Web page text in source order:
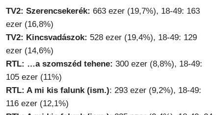
TV2: Szerencsekerék: 663 ezer (19,7%), 18-49: 163
ezer (16,8%)
TV2: Kincsvadászok: 528 ezer (19,4%), 18-49: 129
ezer (14,6%)
RTL: …a szomszéd tehene: 300 ezer (8,8%), 18-49:
105 ezer (11%)
RTL: A mi kis falunk (ism.): 293 ezer (9,2%), 18-49:
116 ezer (12,1%)